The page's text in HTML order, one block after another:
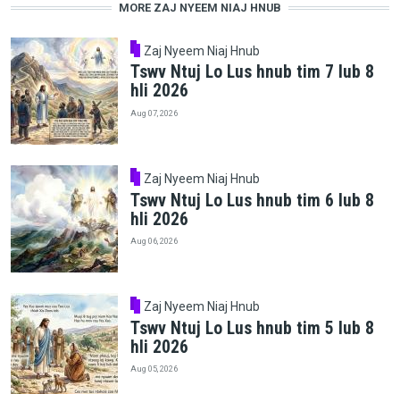
MORE ZAJ NYEEM NIAJ HNUB
Zaj Nyeem Niaj Hnub
Tswv Ntuj Lo Lus hnub tim 7 lub 8
hli 2026
Aug 07, 2026
Zaj Nyeem Niaj Hnub
Tswv Ntuj Lo Lus hnub tim 6 lub 8
hli 2026
Aug 06, 2026
Zaj Nyeem Niaj Hnub
Tswv Ntuj Lo Lus hnub tim 5 lub 8
hli 2026
Aug 05, 2026